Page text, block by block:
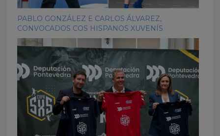
PABLO GONZÁLEZ E CARLOS ÁLVAREZ,
CONVOCADOS COS HISPANOS XUVENÍS